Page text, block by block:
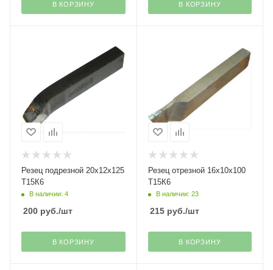
В КОРЗИНУ В КОРЗИНУ
Резец подрезной 20х12х125
Т15К6
В наличии: 4
200 руб./шт
В КОРЗИНУ
Резец отрезной 16х10х100
Т15К6
В наличии: 23
215руб./шт
В КОРЗИНУ